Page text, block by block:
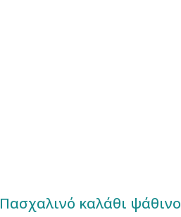
Πασχαλινό καλάθι ψάθινο